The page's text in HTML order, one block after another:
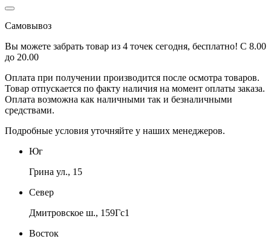
Самовывоз
Вы можете забрать товар из 4 точек сегодня, бесплатно! С 8.00
до 20.00
Оплата при получении производится после осмотра товаров.
Товар отпускается по факту наличия на момент оплаты заказа.
Оплата возможна как наличными так и безналичными
средствами.
Подробные условия уточняйте у наших менеджеров.
Юг
Грина ул., 15
Север
Дмитровское ш., 159Гс1
Восток